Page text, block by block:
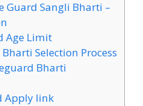
Guard Sangli Bharti –
Age Limit
Selection Process
Bharti
Apply link